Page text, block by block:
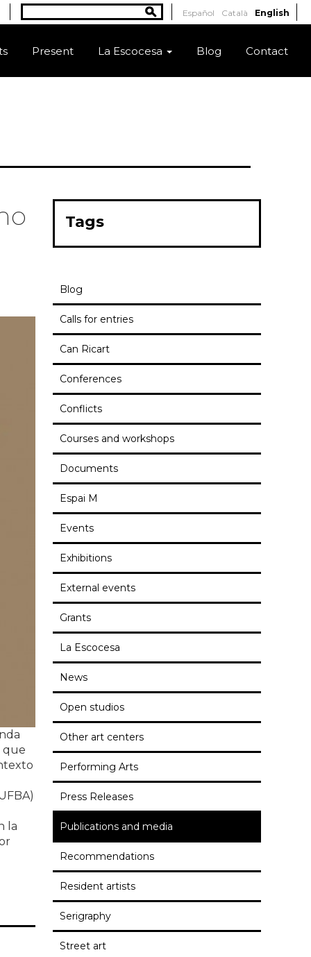
Español Català English
Search form
Present La Escocesa Blog Contact
que
la
Tags
Blog
Calls for entries
Can Ricart
Conferences
Conflicts
Courses and workshops
Documents
Espai M
Events
Exhibitions
External events
Grants
La Escocesa
News
Open studios
Other art centers
Performing Arts
Press Releases
Publications and media
Recommendations
Resident artists
Serigraphy
Street art